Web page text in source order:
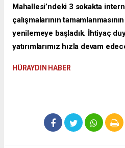
Mahallesi’ndeki 3 sokakta
çalışmalarının
yenilemeye başladık. İhtiyaç
yatırımlarımız hızla devam
HÜRAYDIN HABER